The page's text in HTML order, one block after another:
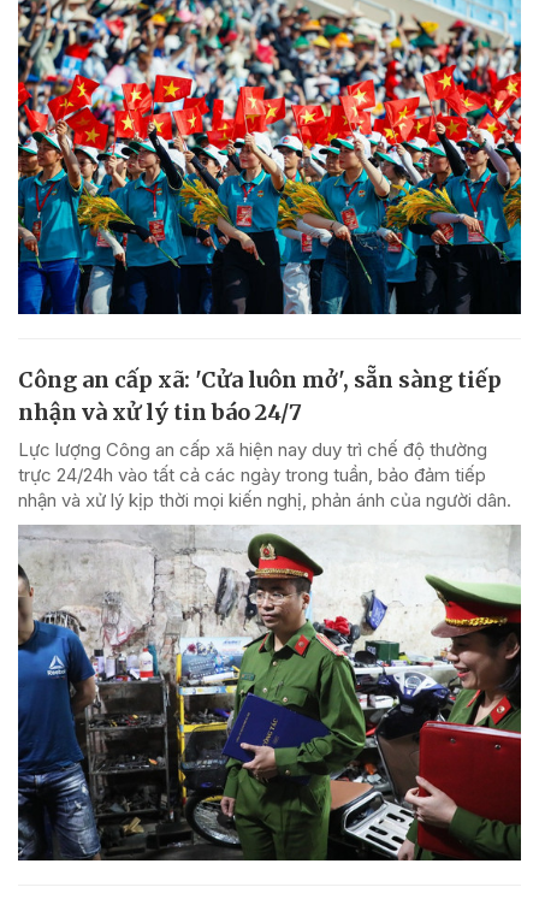
Công an cấp xã: 'Cửa luôn mở', sẵn sàng tiếp
nhận và xử lý tin báo 24/7
Lực lượng Công an cấp xã hiện nay duy trì chế độ thường
trực 24/24h vào tất cả các ngày trong tuần, bảo đảm tiếp
nhận và xử lý kịp thời mọi kiến nghị, phản ánh của người dân.